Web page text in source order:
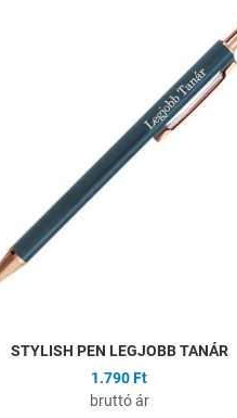
STYLISH PEN LEGJOBB TANÁR
1.790 Ft
bruttó ár